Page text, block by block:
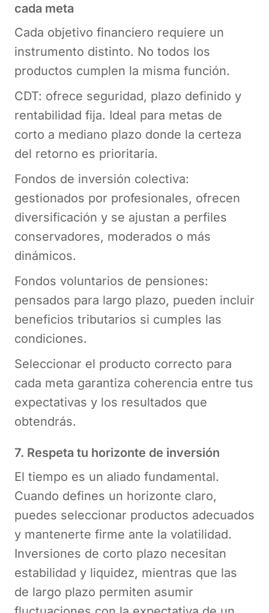
cada meta
Cada objetivo financiero requiere un
instrumento distinto. No todos los
productos cumplen la misma función.
CDT: ofrece seguridad, plazo definido y
rentabilidad fija. Ideal para metas de
corto a mediano plazo donde la certeza
del retorno es prioritaria.
Fondos de inversión colectiva:
gestionados por profesionales, ofrecen
diversificación y se ajustan a perfiles
conservadores, moderados o más
dinámicos.
Fondos voluntarios de pensiones:
pensados para largo plazo, pueden incluir
beneficios tributarios si cumples las
condiciones.
Seleccionar el producto correcto para
cada meta garantiza coherencia entre tus
expectativas y los resultados que
obtendrás.
7. Respeta tu horizonte de inversión
El tiempo es un aliado fundamental.
Cuando defines un horizonte claro,
puedes seleccionar productos adecuados
y mantenerte firme ante la volatilidad.
Inversiones de corto plazo necesitan
estabilidad y liquidez, mientras que las
de largo plazo permiten asumir